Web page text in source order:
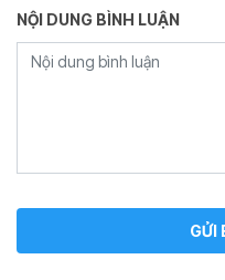
NỘI DUNG BÌNH LUẬN